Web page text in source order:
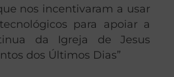
nos incentivaram a usar
para apoiar a
da Igreja de Jesus
dos Últimos Dias”